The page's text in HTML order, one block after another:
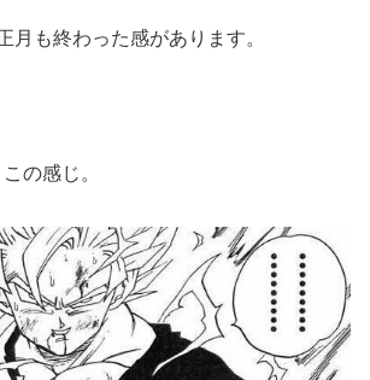
月も終わった感があります。
の感じ。